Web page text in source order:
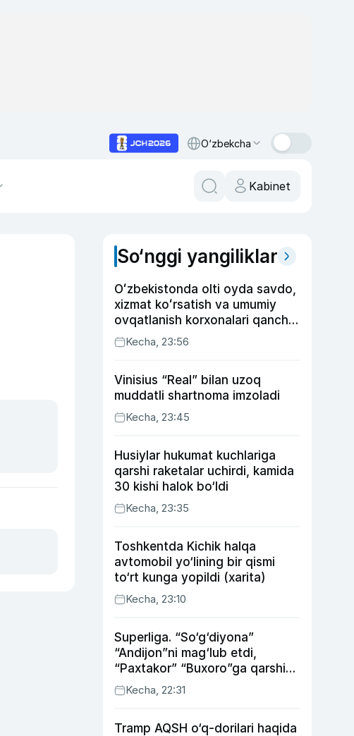
O‘zbekcha
Kabinet
So‘nggi yangiliklar
Oʻzbekistonda olti oyda savdo,
xizmat koʻrsatish va umumiy
ovqatlanish korxonalari qancha
soliq toʻlagani ochiqlandi
Kecha, 23:56
Vinisius “Real” bilan uzoq
muddatli shartnoma imzoladi
Kecha, 23:45
Husiylar hukumat kuchlariga
qarshi raketalar uchirdi, kamida
30 kishi halok bo‘ldi
Kecha, 23:35
Toshkentda Kichik halqa
avtomobil yo‘lining bir qismi
to‘rt kunga yopildi (xarita)
Kecha, 23:10
Superliga. “So‘g‘diyona”
“Andijon”ni mag‘lub etdi,
“Paxtakor” “Buxoro”ga qarshi
bahsda g‘alabani qo‘ldan
chiqardi
Kecha, 22:31
Tramp AQSH o‘q-dorilari haqida